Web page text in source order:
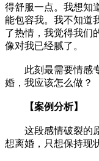
得舒服一点。我想知
能包容我。我不知道
了热情，我觉得我们
像对我已经腻了。
此刻最需要情感专
婚，我应该怎么做？
【案例分析】
这段感情破裂的原
想离婚，只想保持现